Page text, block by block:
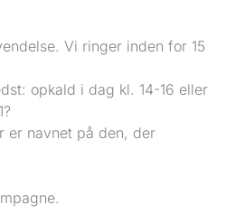
Vi ringer inden for 15
opkald i dag kl. 14-16 eller
er navnet på den, der